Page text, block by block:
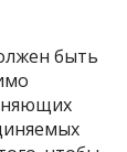
быть